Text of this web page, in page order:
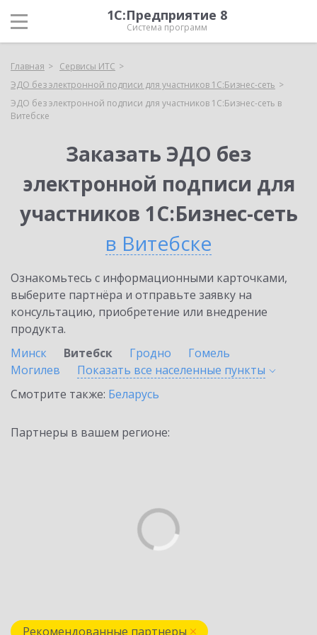
1С:Предприятие 8
Система программ
Главная
Сервисы ИТС
ЭДО без электронной подписи для участников 1С:Бизнес-сеть
ЭДО без электронной подписи для участников 1С:Бизнес-сеть в
Витебске
Заказать ЭДО без
электронной подписи для
участников 1С:Бизнес-сеть
в Витебске
Ознакомьтесь с информационными карточками,
выберите партнёра и отправьте заявку на
консультацию, приобретение или внедрение
продукта.
Минск
Витебск Гродно
Гомель
Могилев
Показать все населенные пункты
Смотрите также: Беларусь
Партнеры в вашем регионе:
Рекомендованные партнеры